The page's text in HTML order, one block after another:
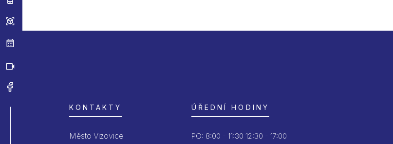
KONTAKTY
Město Vizovice
ÚŘEDNÍ HODINY
PO: 8:00 - 11:30 12:30 - 17:00